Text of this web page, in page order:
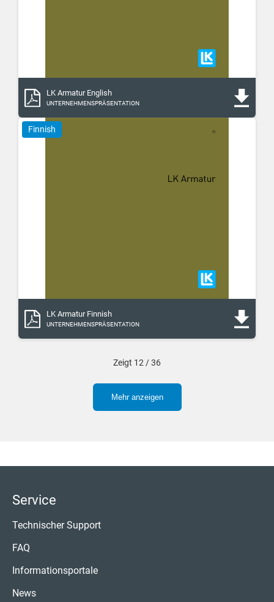
LK Armatur English
UNTERNEHMENSPRÄSENTATION
Finnish
LK Armatur Finnish
UNTERNEHMENSPRÄSENTATION
Zeigt 12 / 36
Mehr anzeigen
Service
Technischer Support
FAQ
Informationsportale
News